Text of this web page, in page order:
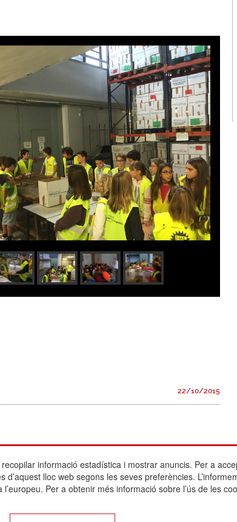
22/10/2015
Actualitat
L'escola
Oferta educativa
Activitats
Escola Betània-Patmos
C. Montevideo, 13
08034 Barcelona
T. 932 521 900
Avís
informació estadística i mostrar anuncis. Per a
d’aquest lloc web segons les seves preferències.
Per a obtenir més informació sobre l’ús de les